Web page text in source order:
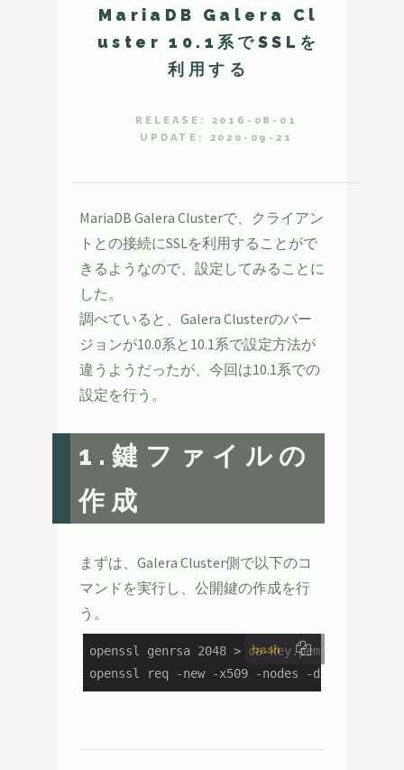
MariaDB Galera Cl
uster 10.1系でSSLを
利用する
RELEASE: 2016-08-01
UPDATE: 2020-09-21
MariaDB Galera Clusterで、クライアン
トとの接続にSSLを利用することがで
きるようなので、設定してみることに
した。
調べていると、Galera Clusterのバー
ジョンが10.0系と10.1系で設定方法が
違うようだったが、今回は10.1系での
設定を行う。
1.鍵ファイルの
作成
まずは、Galera Cluster側で以下のコ
マンドを実行し、公開鍵の作成を行
う。
bash
openssl genrsa 2048 > ca-key.pem
openssl req -new -x509 -nodes -days